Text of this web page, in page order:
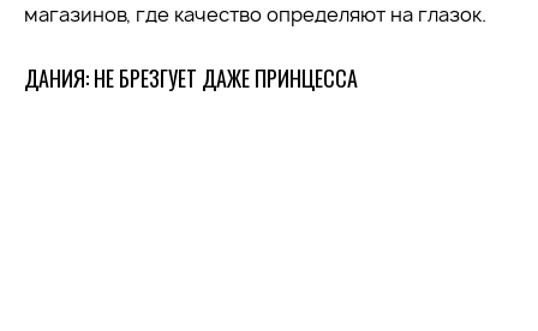
магазинов, где качество определяют на глазок.
ДАНИЯ: НЕ БРЕЗГУЕТ ДАЖЕ ПРИНЦЕССА